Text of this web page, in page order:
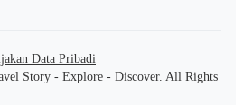
Data Pribadi
Story - Explore - Discover. All Rights